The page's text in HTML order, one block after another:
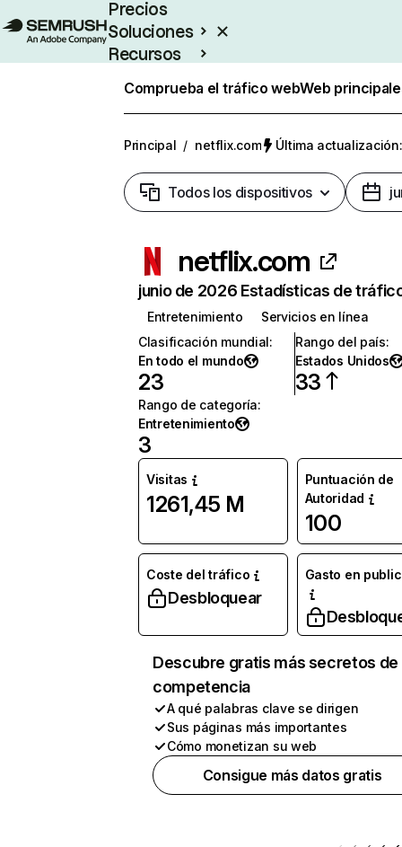
Precios
Soluciones
Recursos
Comprueba el tráfico webWeb
Principal / netflix.com Última
Todos los dispositivos
netflix.com
junio de 2026 Estadísticas de
Entretenimiento
Servicios en línea
Clasificación mundial:
En todo el mundo
23
Rango del país:
Estados Unidos
33
Rango de categoría:
Entretenimiento
3
Visitas
1261,45 M
Puntuación de
Autoridad
100
Coste del tráfico
Desbloquear
Gasto en
Descubre gratis más secretos de
competencia
A qué palabras clave se dirigen
Sus páginas más importantes
Cómo monetizan su web
Consigue más datos gratis